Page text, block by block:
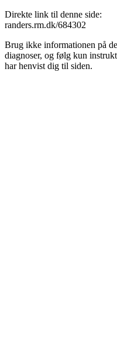
Direkte link til denne side:
randers.rm.dk/684302
Brug ikke informationen på
diagnoser, og følg kun
har henvist dig til siden.